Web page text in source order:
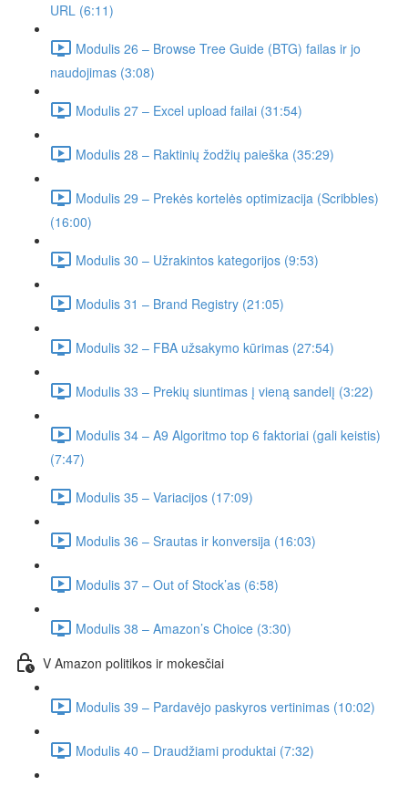
URL (6:11)
Modulis 26 – Browse Tree Guide (BTG) failas ir jo
naudojimas (3:08)
Modulis 27 – Excel upload failai (31:54)
Modulis 28 – Raktinių žodžių paieška (35:29)
Modulis 29 – Prekės kortelės optimizacija (Scribbles)
(16:00)
Modulis 30 – Užrakintos kategorijos (9:53)
Modulis 31 – Brand Registry (21:05)
Modulis 32 – FBA užsakymo kūrimas (27:54)
Modulis 33 – Prekių siuntimas į vieną sandelį (3:22)
Modulis 34 – A9 Algoritmo top 6 faktoriai (gali keistis)
(7:47)
Modulis 35 – Variacijos (17:09)
Modulis 36 – Srautas ir konversija (16:03)
Modulis 37 – Out of Stock’as (6:58)
Modulis 38 – Amazon’s Choice (3:30)
V Amazon politikos ir mokesčiai
Modulis 39 – Pardavėjo paskyros vertinimas (10:02)
Modulis 40 – Draudžiami produktai (7:32)